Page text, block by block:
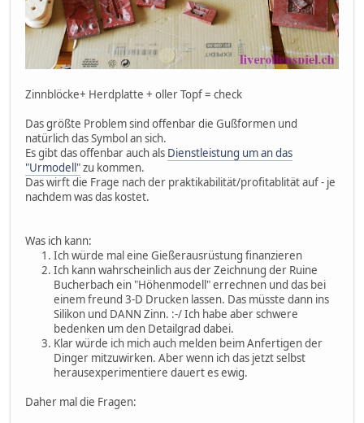
Zinnblöcke+ Herdplatte + oller Topf = check
Das größte Problem sind offenbar die Gußformen und
natürlich das Symbol an sich.
Es gibt das offenbar auch als Dienstleistung um an das
"Urmodell"zu kommen.
Das wirft die Frage nach der praktikabilität/profitablität auf - je
nachdem was das kostet.
Was ich kann:
Ich würde mal eine Gießerausrüstung finanzieren
Ich kann wahrscheinlich aus der Zeichnung der Ruine
Bucherbach ein "Höhenmodell" errechnen und das bei
einem freund 3-D Drucken lassen. Das müsste dann ins
Silikon und DANN Zinn. :-/ Ich habe aber schwere
bedenken um den Detailgrad dabei.
Klar würde ich mich auch melden beim Anfertigen der
Dinger mitzuwirken. Aber wenn ich das jetzt selbst
herausexperimentiere dauert es ewig.
Daher mal die Fragen: